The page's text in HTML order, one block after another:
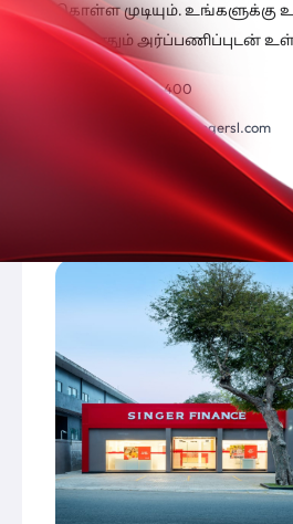
கொள்ள முடியும். உங்களுக்கு
எப்போதும் அர்ப்பணிப்புடன்
(+94) 112 400 400
financecompany@singersl.com
www.singerfinance.com
இல. 498, ஆர்.ஏ. டி மெல் மாவத்தை,